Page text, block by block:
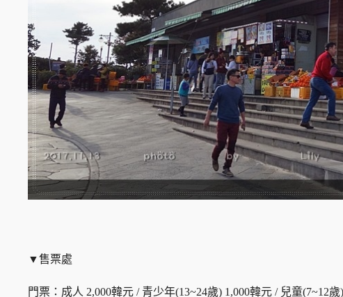
▼售票處
門票：成人 2,000韓元 / 青少年(13~24歲) 1,000韓元 / 兒童(7~12歲